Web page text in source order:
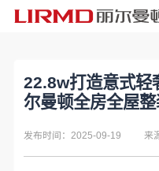
22.8w打造意式轻
尔曼顿全房全屋
发布时间：2025-09-19 来